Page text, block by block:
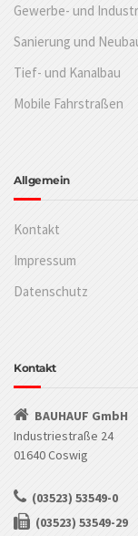
Gewerbe- und
Sanierung und
Tief- und Kanalbau
Mobile Fahrstraßen
Allgemein
Kontakt
Impressum
Datenschutz
Kontakt
BAUHAUF GmbH
Industriestraße 24
01640 Coswig
(03523) 53549-0
(03523) 53549-29